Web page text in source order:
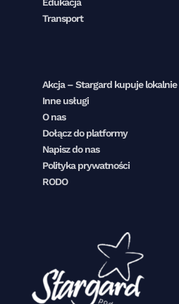
Transport
Akcja – Stargard kupuje lokalnie
Inne usługi
O nas
Dołącz do platformy
Napisz do nas
Polityka prywatności
RODO